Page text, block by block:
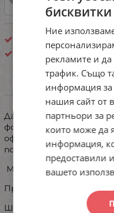
Lanny mode
Дамски сутиен тип
формата на гърдите и
оформен.Нежната
по елегентен и
Моделът е с банел.
Презрамките са
Широк микрофибърен
бисквитки
Ние
рекламите и
трафик. Също
информация за
нашия сайт от
партньори за
които може да
информация,
предоставили
вашето